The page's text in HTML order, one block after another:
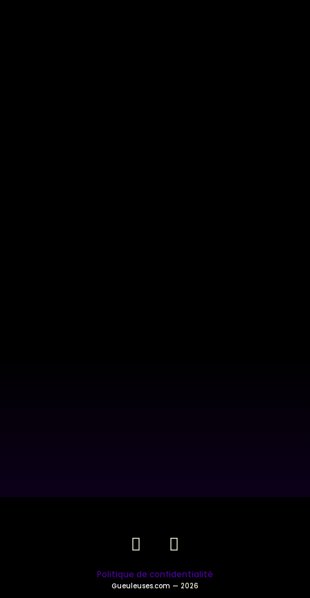
Politique de confidentialité
Gueuleuses.com — 2026